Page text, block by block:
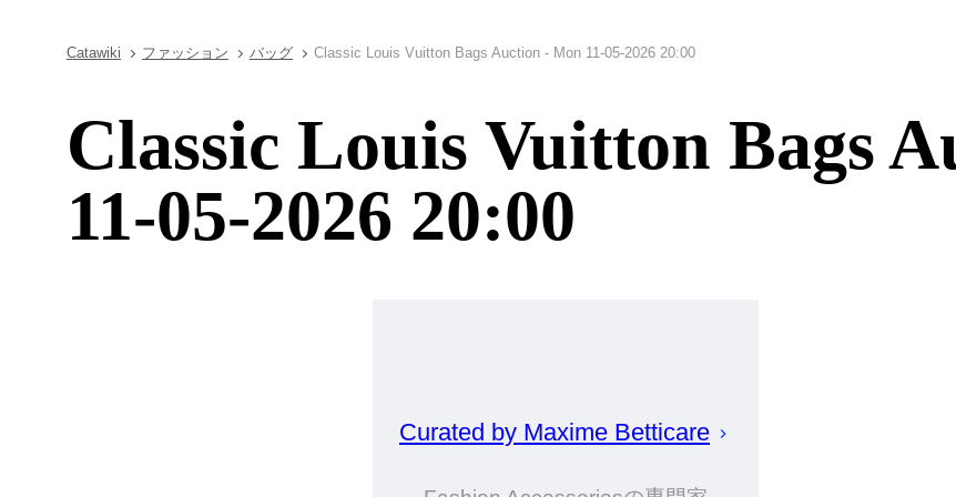
Catawiki ファッション バッグ Classic Louis Vuitton Bags Auction - Mon 11-05-2026 20:00
Classic Louis Vuitton Bags
11-05-2026 20:00
Curated by Maxime Betticare